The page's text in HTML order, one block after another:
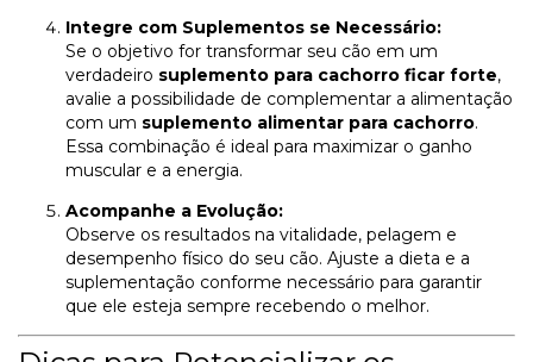
Integre com Suplementos se Necessário:
Se o objetivo for transformar seu cão em um
verdadeiro suplemento para cachorro ficar forte,
avalie a possibilidade de complementar a alimentação
com um suplemento alimentar para cachorro.
Essa combinação é ideal para maximizar o ganho
muscular e a energia.
Acompanhe a Evolução:
Observe os resultados na vitalidade, pelagem e
desempenho físico do seu cão. Ajuste a dieta e a
suplementação conforme necessário para garantir
que ele esteja sempre recebendo o melhor.